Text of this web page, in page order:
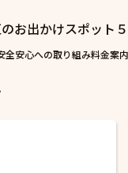
全安心への取り組み料金案内
お出かけスポット５